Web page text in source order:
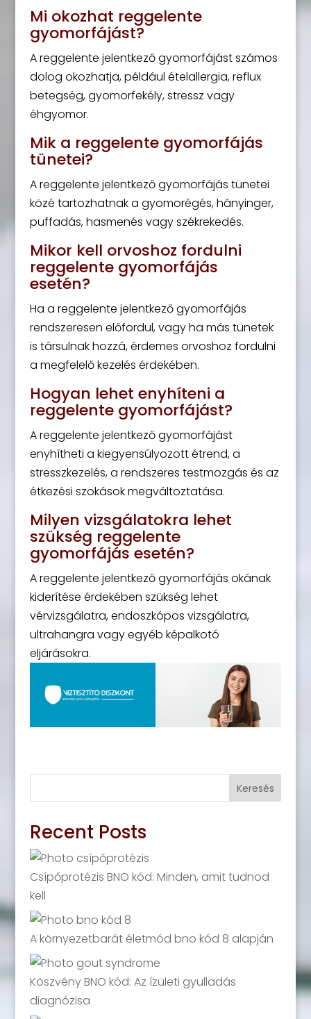
Mi okozhat reggelente
gyomorfájást?
A reggelente jelentkező gyomorfájást számos
dolog okozhatja, például ételallergia, reflux
betegség, gyomorfekély, stressz vagy
éhgyomor.
Mik a reggelente gyomorfájás
tünetei?
A reggelente jelentkező gyomorfájás tünetei
közé tartozhatnak a gyomorégés, hányinger,
puffadás, hasmenés vagy székrekedés.
Mikor kell orvoshoz fordulni
reggelente gyomorfájás
esetén?
Ha a reggelente jelentkező gyomorfájás
rendszeresen előfordul, vagy ha más tünetek
is társulnak hozzá, érdemes orvoshoz fordulni
a megfelelő kezelés érdekében.
Hogyan lehet enyhíteni a
reggelente gyomorfájást?
A reggelente jelentkező gyomorfájást
enyhítheti a kiegyensúlyozott étrend, a
stresszkezelés, a rendszeres testmozgás és az
étkezési szokások megváltoztatása.
Milyen vizsgálatokra lehet
szükség reggelente
gyomorfájás esetén?
A reggelente jelentkező gyomorfájás okának
kiderítése érdekében szükség lehet
vérvizsgálatra, endoszkópos vizsgálatra,
ultrahangra vagy egyéb képalkotó
eljárásokra.
Keresés
Recent Posts
Csípőprotézis BNO kód: Minden, amit tudnod
kell
A környezetbarát életmód bno kód 8 alapján
Köszvény BNO kód: Az ízületi gyulladás
diagnózisa